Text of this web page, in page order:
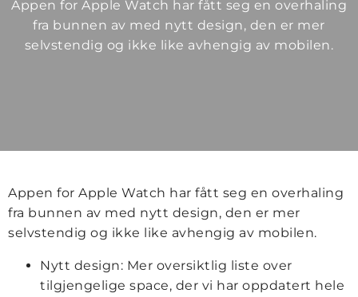
Appen for Apple Watch har fått seg en overhaling
fra bunnen av med nytt design, den er mer
selvstendig og ikke like avhengig av mobilen.
Appen for Apple Watch har fått seg en overhaling
fra bunnen av med nytt design, den er mer
selvstendig og ikke like avhengig av mobilen.
Nytt design: Mer oversiktlig liste over
tilgjengelige space, der vi har oppdatert hele